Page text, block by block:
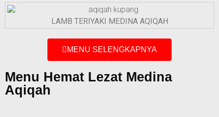
LAMB TERIYAKI MEDINA AQIQAH
MENU SELENGKAPNYA
Menu Hemat Lezat Medina
Aqiqah